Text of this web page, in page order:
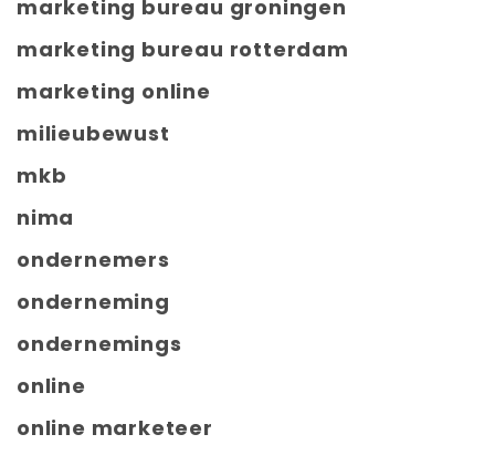
marketing bureau groningen
marketing bureau rotterdam
marketing online
milieubewust
mkb
nima
ondernemers
onderneming
ondernemings
online
online marketeer